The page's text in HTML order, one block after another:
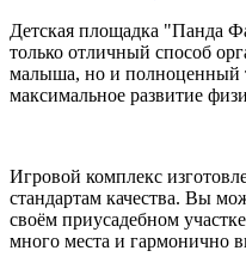
Детская площадка "Панда
только отличный способ
малыша, но и полноценный
максимальное развитие
Игровой комплекс
стандартам качества. Вы
своём приусадебном
много места и гармонично